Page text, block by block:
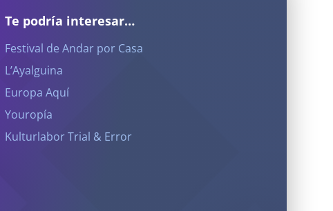
Te podría interesar…
Festival de Andar por Casa
L’Ayalguina
Europa Aquí
Youropía
Kulturlabor Trial & Error